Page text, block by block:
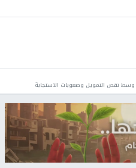
نقص التمويل وصعوبات الاستجابة